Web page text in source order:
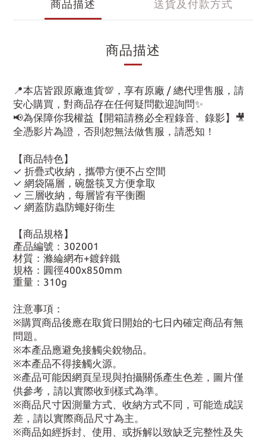
商品描述 送貨及付款方式
商品描述
📍本店皆跟原廠進貨💯，享有原廠 / 總代理售服，請
安心購買，對商品存在任何疑問歡迎詢問✨
📢為保障你我權益【開箱請務必全程錄音、錄影】🎥
全憑影片為證，否則恕無法做售服，請悉知！
【商品特色】
✓ 折疊式收納，攜帶方便不占空間
✓ 網袋隔層，碗盤筷叉方便拿取
✓ 三層收納，每層皆有平衡圈
✓ 網蓋防蟲防蠅好衛生
【商品規格】
產品編號：302001
材質：滌綸網布+鍍鋅鐵
規格：圓徑400x850mm
重量：310g
注意事項：
※購買商品後應在取貨日開始的七日內確定商品有無
問題。
※本產品應避免接觸尖銳物品。
※本產品不得接觸火源。
※產品可能因網頁呈現與拍攝關係產生色差，圖片僅
供參考，請以實際收到樣式為準。
※商品尺寸因測量方式、收納方式不同，可能造成誤
差，請以實際商品尺寸為主。
※商品如經拆封、使用、或拆解以致缺乏完整性及失